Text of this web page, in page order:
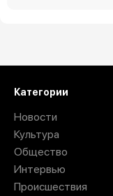
Категории
Новости
Культура
Общество
Интервью
Происшествия